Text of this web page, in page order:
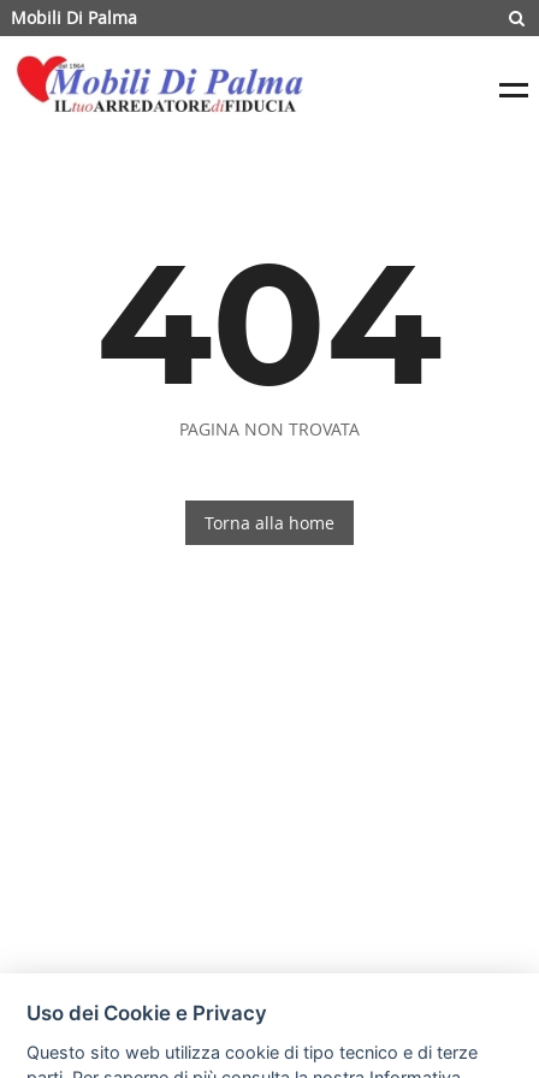
Mobili Di Palma
404
PAGINA NON TROVATA
Torna alla home
Uso dei Cookie e Privacy
Questo sito web utilizza cookie di tipo tecnico e di terze